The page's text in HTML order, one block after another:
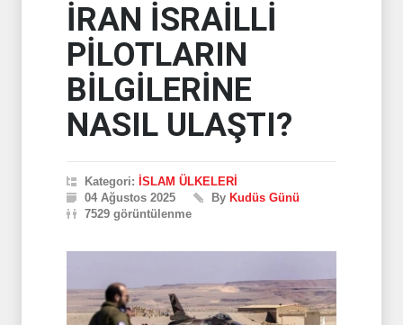
İRAN İSRAİLLİ
PİLOTLARIN
BİLGİLERİNE
NASIL ULAŞTI?
Kategori: İSLAM ÜLKELERİ
04 Ağustos 2025
By Kudüs Günü
7529 görüntülenme